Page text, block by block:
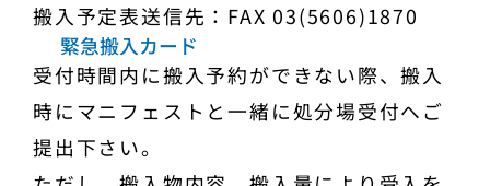
搬入予定表送信先：FAX 03(5606)1870
緊急搬入カード
受付時間内に搬入予約ができない際、搬入
時にマニフェストと一緒に処分場受付へご
提出下さい。